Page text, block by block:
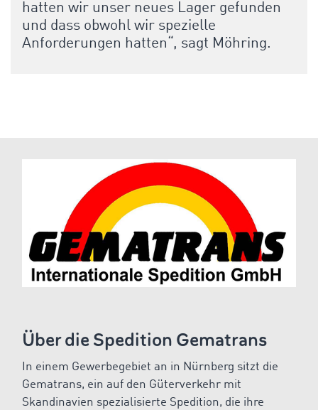
hatten wir unser neues Lager gefunden
und dass obwohl wir spezielle
Anforderungen hatten“, sagt Möhring.
Über die Spedition Gematrans
In einem Gewerbegebiet an in Nürnberg sitzt die
Gematrans, ein auf den Güterverkehr mit
Skandinavien spezialisierte Spedition, die ihre